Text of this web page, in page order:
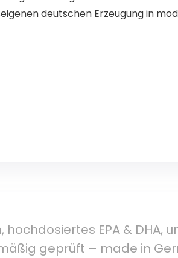
deutschen Erzeugung in
hochdosiertes EPA & DHA,
geprüft – made in